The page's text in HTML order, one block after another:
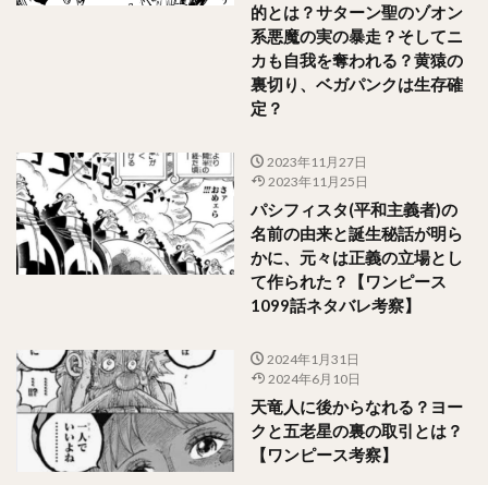
的とは？サターン聖のゾオン
系悪魔の実の暴走？そしてニ
カも自我を奪われる？黄猿の
裏切り、ベガパンクは生存確
定？
2023年11月27日
2023年11月25日
パシフィスタ(平和主義者)の
名前の由来と誕生秘話が明ら
かに、元々は正義の立場とし
て作られた？【ワンピース
1099話ネタバレ考察】
2024年1月31日
2024年6月10日
天竜人に後からなれる？ヨー
クと五老星の裏の取引とは？
【ワンピース考察】